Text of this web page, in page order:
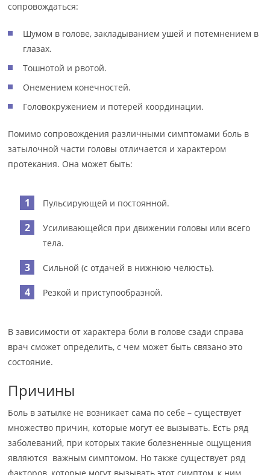
сопровождаться:
Шумом в голове, закладыванием ушей и потемнением в
глазах.
Тошнотой и рвотой.
Онемением конечностей.
Головокружением и потерей координации.
Помимо сопровождения различными симптомами боль в
затылочной части головы отличается и характером
протекания. Она может быть:
Пульсирующей и постоянной.
Усиливающейся при движении головы или всего
тела.
Сильной (с отдачей в нижнюю челюсть).
Резкой и приступообразной.
В зависимости от характера боли в голове сзади справа
врач сможет определить, с чем может быть связано это
состояние.
Причины
Боль в затылке не возникает сама по себе – существует
множество причин, которые могут ее вызывать. Есть ряд
заболеваний, при которых такие болезненные ощущения
являются важным симптомом. Но также существует ряд